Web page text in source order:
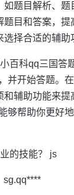
如题目解析、题
目和答案，提
择合适的辅助
百科qq三国答
并开始答题。
和辅助功能来提
够帮助你更好
的技能？ js
sg.qq****